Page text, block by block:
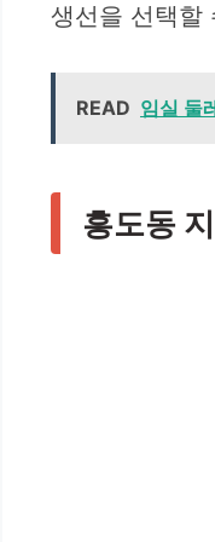
생선을 선택할
READ 임실 둘
흥도동